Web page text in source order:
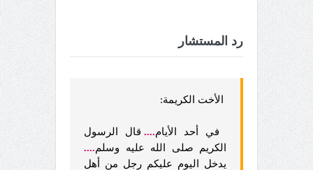
رد المستشار
الأخت الكريمة:
في أحد الأيام.... قال الرسول
الكريم صلى الله عليه وسلم....
يدخل اليوم عليكم رجل من أهل